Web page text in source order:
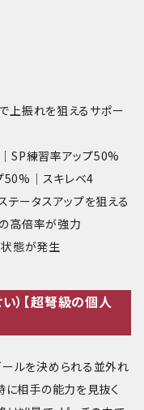
上振れを狙えるサポー
SP練習率アップ50%
50%｜スキレベ4
テータスアップを狙える
高倍率が強力
態が発生
）【超弩級の個人
ルを決められる並外れ
に相手の能力を見抜く